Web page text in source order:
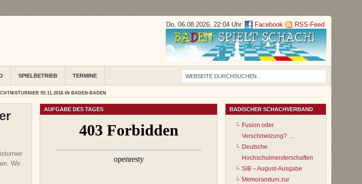
Do, 06.08.2026, 22:04 Uhr Facebook RSS-Feed
SPIELBETRIEB TERMINE
05.11.2016 IN BADEN-BADEN
Wir
AUFGABE DES TAGES BADISCHER SCHACHVERBAND
Fusion oder
Verschmelzung? …
Deutsche
Hochschulmeisterschaften
SiB – August-Ausgabe
Memorandum zur